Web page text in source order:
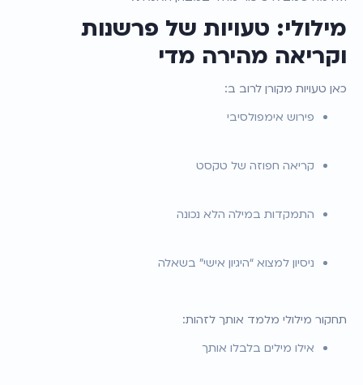
מילולי: טעויות של פרשנות
וקריאה מהירה מדי
כאן טעויות מקורן לרוב ב:
פירוש אימפולסיבי
קריאה חפוזה של טקסט
התמקדות במילה הלא נכונה
ניסיון למצוא “היגיון אישי” בשאלה
תחקור מילולי מלמד אותך לזהות:
אילו מילים בלבלו אותך